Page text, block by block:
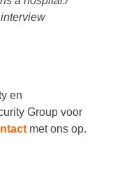
en
Group voor
met ons op.